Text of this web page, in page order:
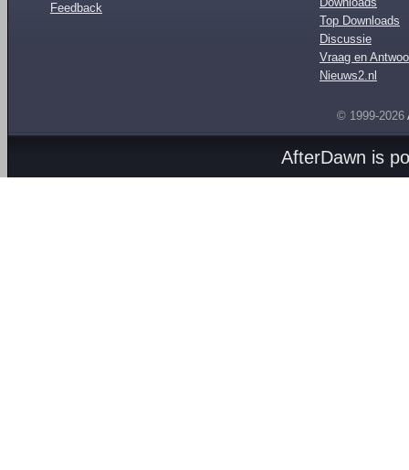
Feedback
Top Downloads
Discussie
Vraag en
Nieuws2.nl
© 1999-2026
AfterDawn is